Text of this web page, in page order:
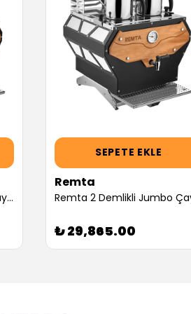
Remta 3 Demlikli Jumbo Çay Makinesi, Pro Serisi 30 L (Servis Garantili)
SEPETE EKLE
Remta
₺ 29,865.00